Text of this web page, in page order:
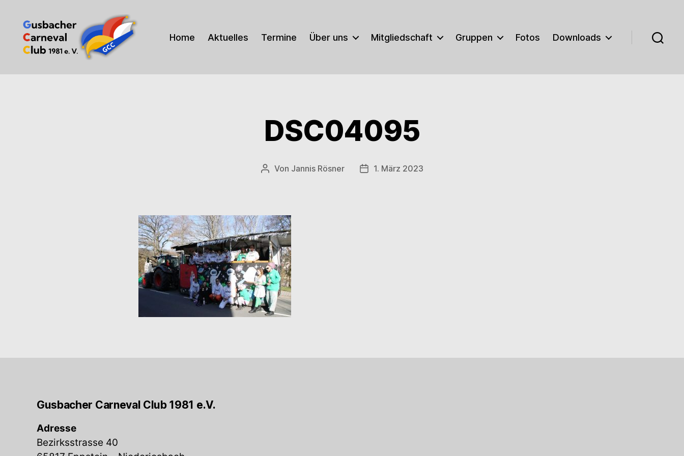
Home Aktuelles Termine Über uns Mitgliedschaft Gruppen Fotos Downloads
DSC04095
Beitragsautor
Von Jannis Rösner Veröffentlichungsdatum
1. März 2023
Gusbacher Carneval Club 1981 e.V.
Adresse
Bezirksstrasse 40